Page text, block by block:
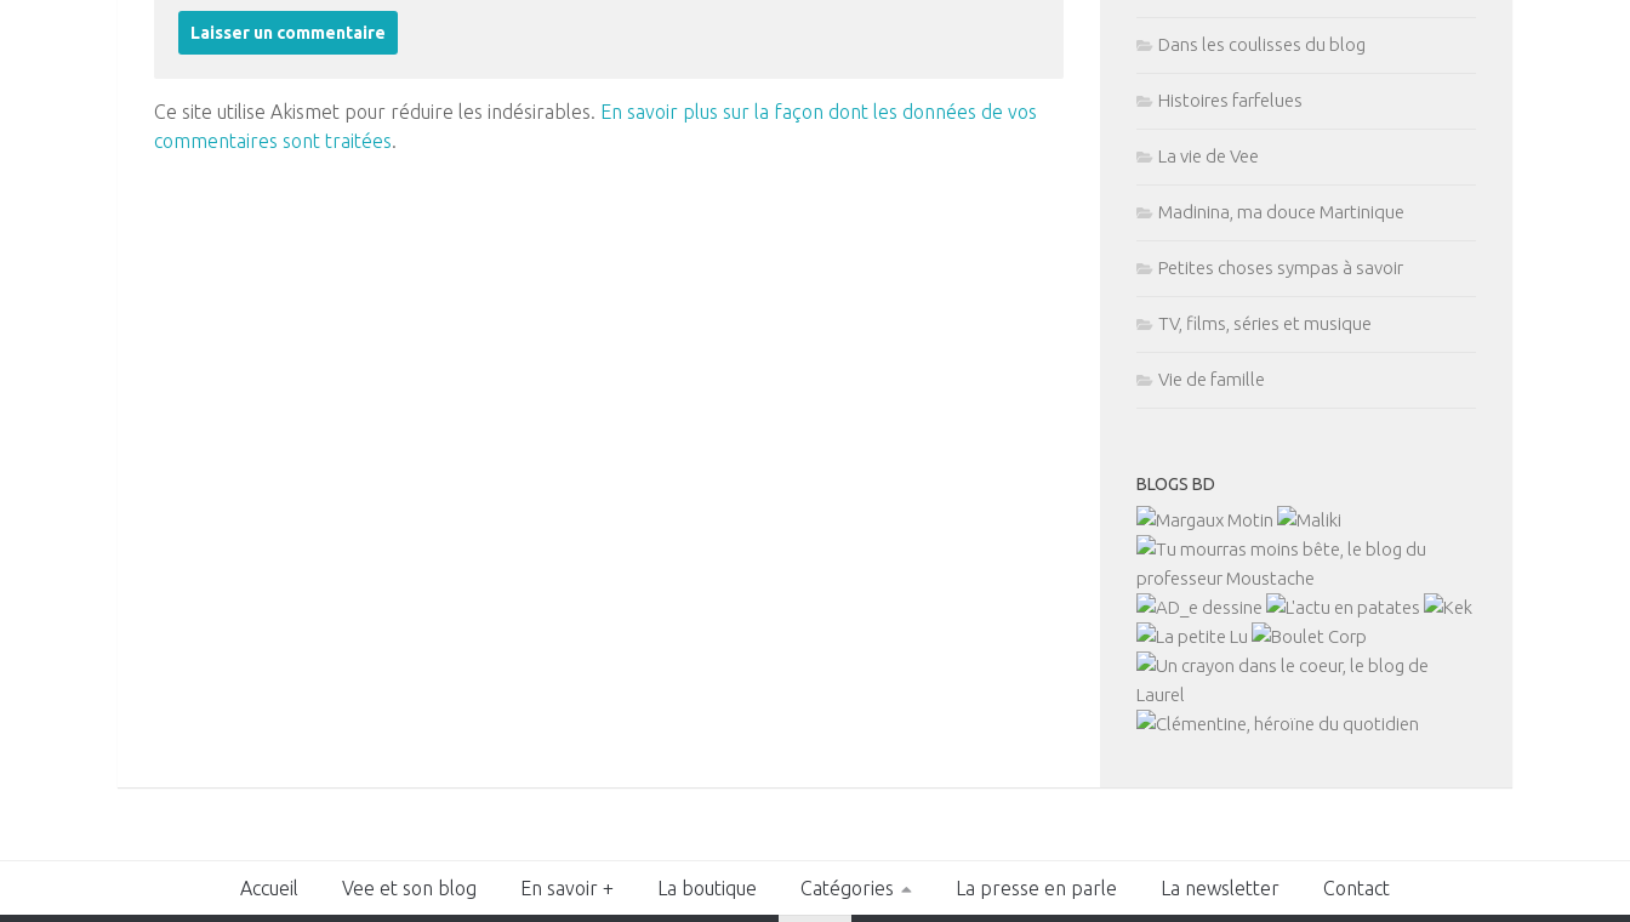
Ce site utilise Akismet pour réduire les indésirables. En savoir plus sur la façon dont les données de vos
commentaires sont traitées.
Dans les coulisses du blog
Histoires farfelues
La vie de Vee
Madinina, ma douce Martinique
Petites choses sympas à savoir
TV, films, séries et musique
Vie de famille
BLOGS BD
Accueil Vee et son blog En savoir + La boutique Catégories La presse en parle La newsletter Contact